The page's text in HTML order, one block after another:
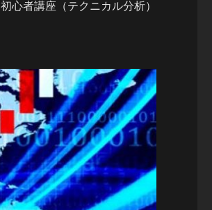
初心者講座（テクニカル分析）